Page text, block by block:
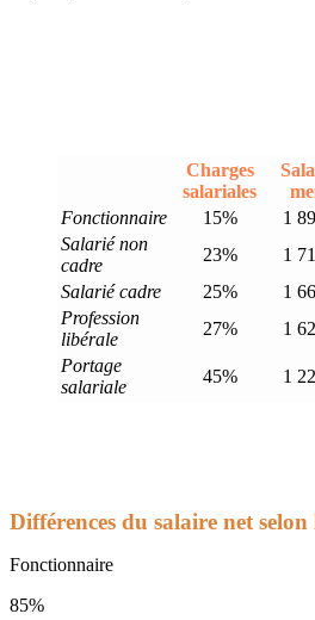
Charges
salariales
Fonctionnaire
15% 1
Salarié non
cadre
23% 1
Salarié cadre
25% 1
Profession
libérale
27% 1
Portage
salariale
45% 1
Différences du salaire net
Fonctionnaire
85%